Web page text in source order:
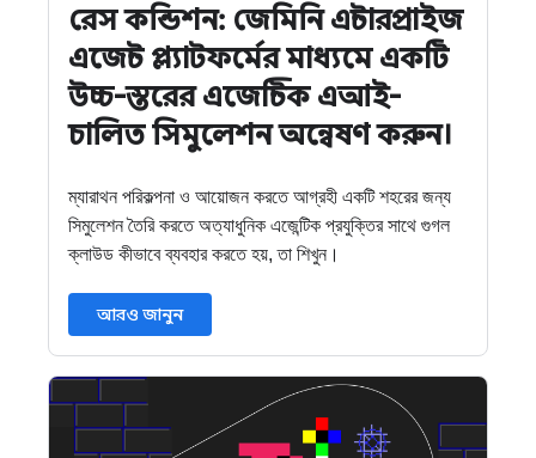
রেস কন্ডিশন: জেমিনি এন্টারপ্রাইজ
এজেন্ট প্ল্যাটফর্মের মাধ্যমে একটি
উচ্চ-স্তরের এজেন্টিক এআই-
চালিত সিমুলেশন অন্বেষণ করুন।
ম্যারাথন পরিকল্পনা ও আয়োজন করতে আগ্রহী একটি শহরের জন্য
সিমুলেশন তৈরি করতে অত্যাধুনিক এজেন্টিক প্রযুক্তির সাথে গুগল
ক্লাউড কীভাবে ব্যবহার করতে হয়, তা শিখুন।
আরও জানুন